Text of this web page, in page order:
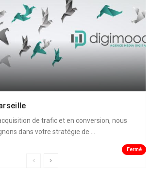
de trafic et en conversion, nous
dans votre stratégie de ...
Fermé